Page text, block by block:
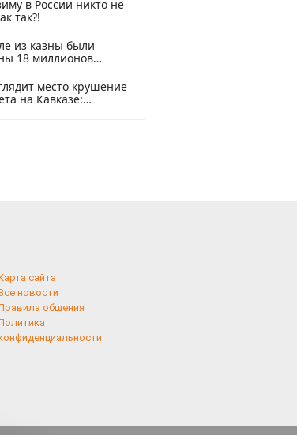
в России никто не
так?!
из казны были
18 миллионов
место крушение
на Кавказе:
сайта
новости
общения